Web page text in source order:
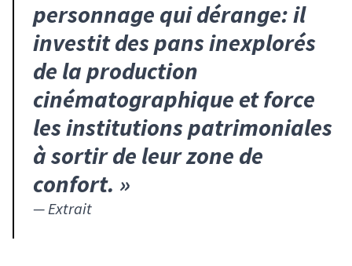
personnage qui dérange: il
investit des pans inexplorés
de la production
cinématographique et force
les institutions patrimoniales
à sortir de leur zone de
confort. »
—Extrait